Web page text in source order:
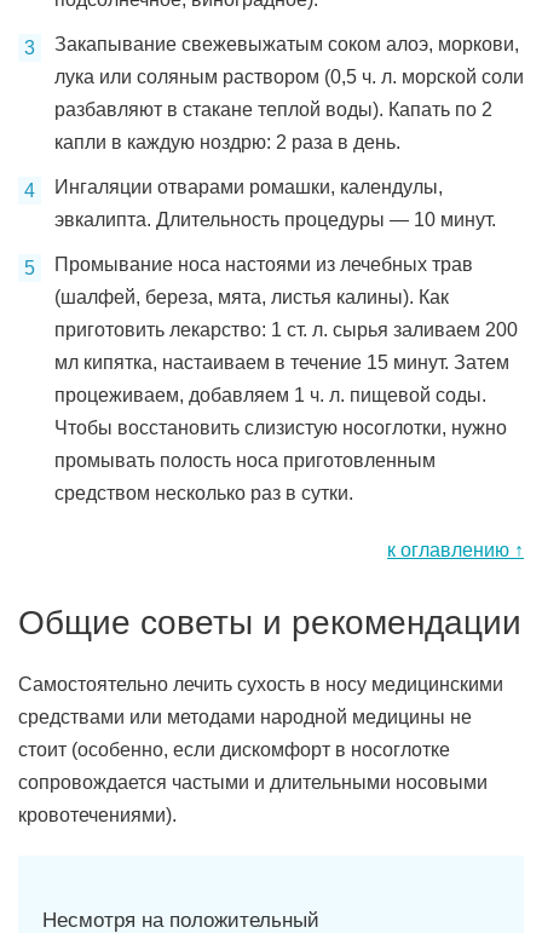
Закапывание свежевыжатым соком алоэ, моркови,
лука или соляным раствором (0,5 ч. л. морской соли
разбавляют в стакане теплой воды). Капать по 2
капли в каждую ноздрю: 2 раза в день.
Ингаляции отварами ромашки, календулы,
эвкалипта. Длительность процедуры — 10 минут.
Промывание носа настоями из лечебных трав
(шалфей, береза, мята, листья калины). Как
приготовить лекарство: 1 ст. л. сырья заливаем 200
мл кипятка, настаиваем в течение 15 минут. Затем
процеживаем, добавляем 1 ч. л. пищевой соды.
Чтобы восстановить слизистую носоглотки, нужно
промывать полость носа приготовленным
средством несколько раз в сутки.
к оглавлению ↑
Общие советы и рекомендации
Самостоятельно лечить сухость в носу медицинскими
средствами или методами народной медицины не
стоит (особенно, если дискомфорт в носоглотке
сопровождается частыми и длительными носовыми
кровотечениями).
Несмотря на положительный